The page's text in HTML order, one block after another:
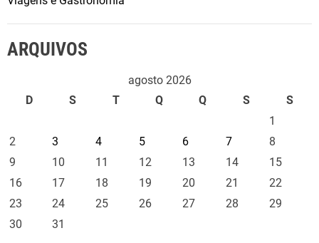
ARQUIVOS
agosto 2026
D
S T Q Q S
S
1
2
3 4 5 6 7
8
9
10 11 12 13 14
15
16
17 18 19 20 21
22
23
24 25 26 27 28
29
30
31